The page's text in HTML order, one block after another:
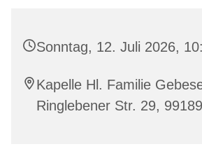
Sonntag, 12. Juli 2026,
Kapelle Hl. Familie
Ringlebener Str. 29,